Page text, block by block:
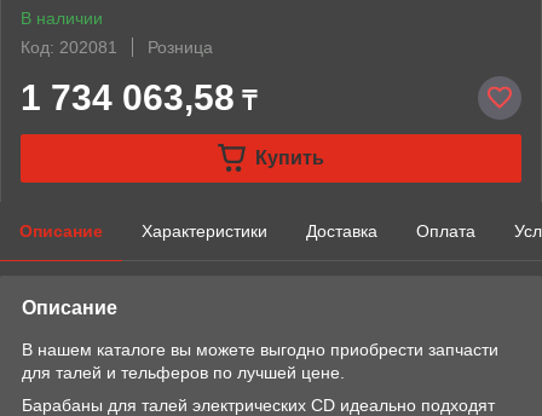
В наличии
Код: 202081
Розница
1 734 063,58 ₸
Купить
Описание Характеристики Доставка Оплата
Описание
В нашем каталоге вы можете выгодно приобрести запчасти
для талей и тельферов по лучшей цене.
Барабаны для талей электрических CD идеально подходят